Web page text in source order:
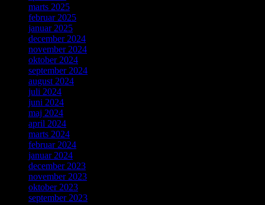
marts 2025
februar 2025
januar 2025
december 2024
november 2024
oktober 2024
september 2024
august 2024
juli 2024
juni 2024
maj 2024
april 2024
marts 2024
februar 2024
januar 2024
december 2023
november 2023
oktober 2023
september 2023